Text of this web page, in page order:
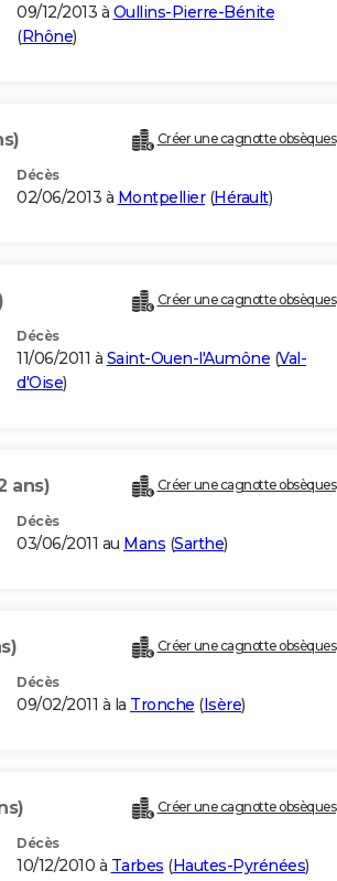
09/12/2013 à Oullins-Pierre-Bénite
(Rhône)
Créer une cagnotte obsèques
Décès
02/06/2013 à Montpellier(Hérault)
Créer une cagnotte obsèques
Décès
11/06/2011 à Saint-Ouen-l'Aumône (Val-
d'Oise)
ans) Créer une cagnotte obsèques
Décès
03/06/2011 au Mans (Sarthe)
Créer une cagnotte obsèques
Décès
09/02/2011 à la Tronche (Isère)
Créer une cagnotte obsèques
Décès
10/12/2010 à Tarbes (Hautes-Pyrénées)